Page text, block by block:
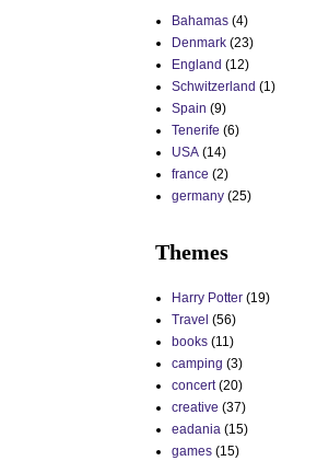
Bahamas (4)
Denmark (23)
England (12)
Schwitzerland (1)
Spain (9)
Tenerife (6)
USA (14)
france (2)
germany (25)
Themes
Harry Potter (19)
Travel (56)
books (11)
camping (3)
concert (20)
creative (37)
eadania (15)
games (15)